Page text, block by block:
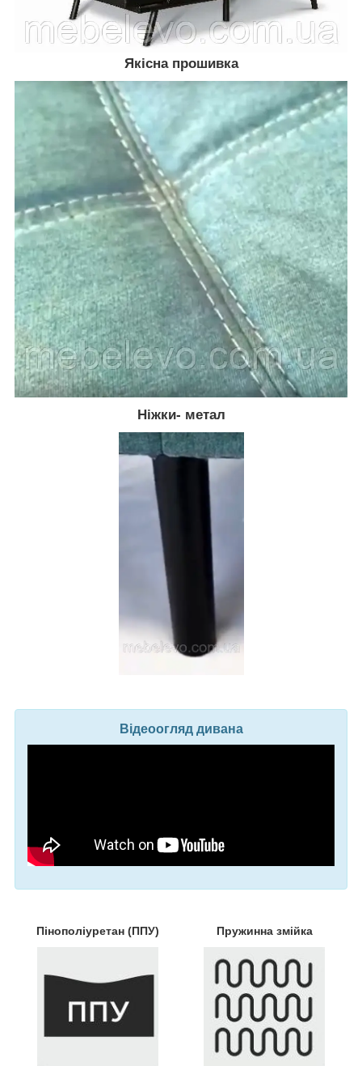
Якісна прошивка
Ніжки- метал
Відеоогляд дивана
Пінополіуретан (ППУ) Пружинна змійка